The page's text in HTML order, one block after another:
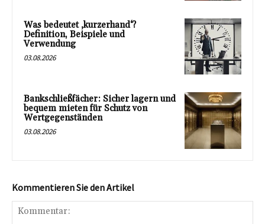
Was bedeutet ‚kurzerhand‘?
Definition, Beispiele und
Verwendung
03.08.2026
Bankschließfächer: Sicher lagern und
bequem mieten für Schutz von
Wertgegenständen
03.08.2026
Kommentieren Sie den Artikel